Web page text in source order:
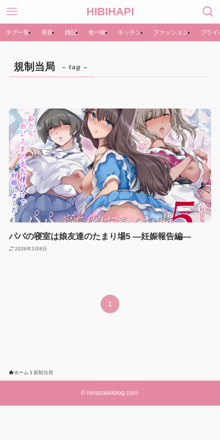
HIBIHAPI
タグ一覧 美容 雑記 食べ物 キッチン ファッション プライ
規制当局 – tag –
パパの寝室は娘友達のたまり場5 ―妊娠報告編―
2026年3月8日
1
ホーム 規制当局
© renazakkiblog.com.